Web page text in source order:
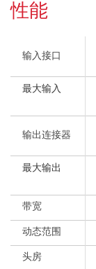
性能
输入接口
最大输入
输出连接器
最大输出
带宽
动态范围
头房